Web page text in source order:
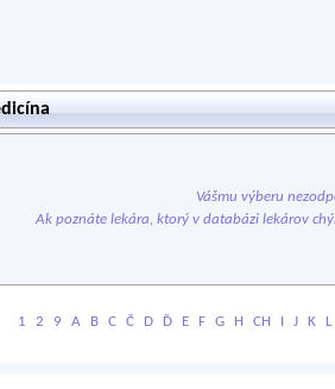
Vášmu výberu
Ak poznáte lekára, ktorý v databázi lekárov
1 2 9 A B C Č D Ď E F G H CH I J K L